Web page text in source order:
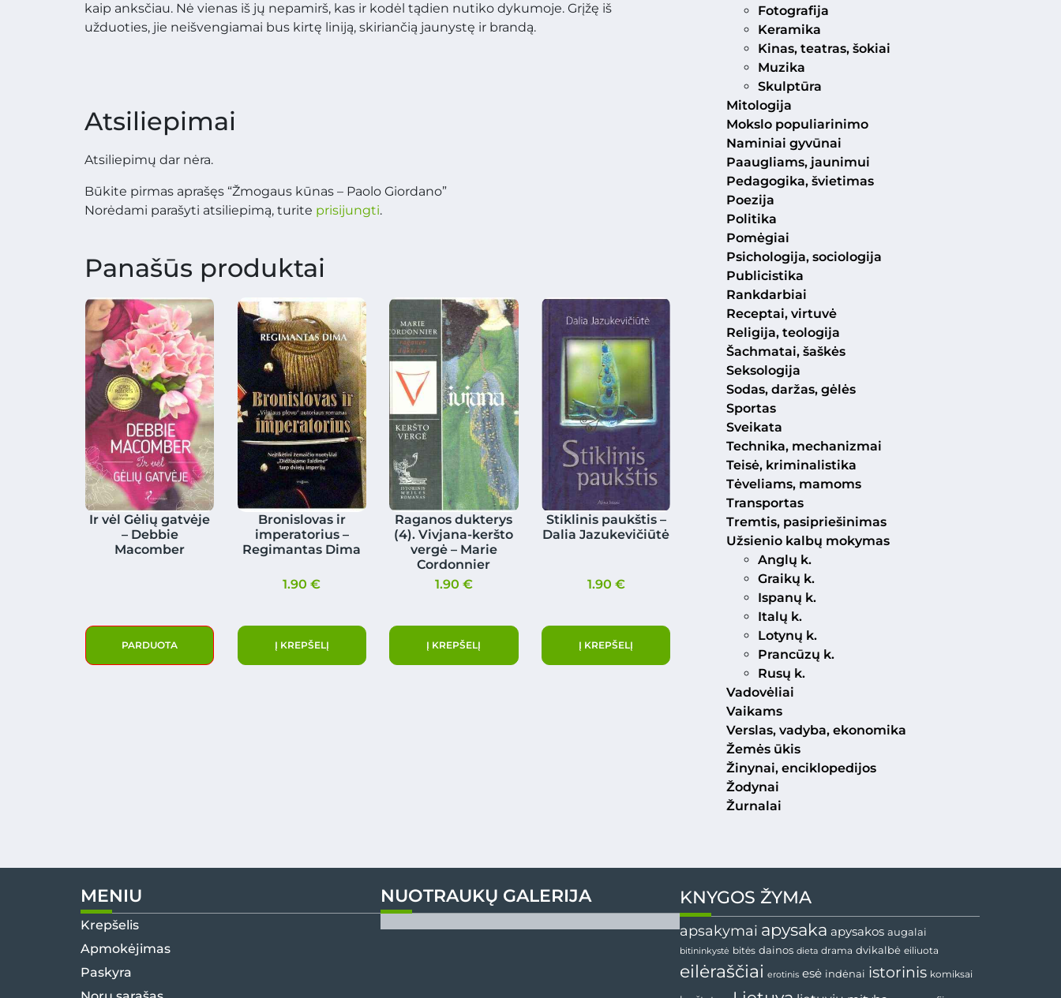
kaip anksčiau. Nė vienas iš jų nepamirš, kas ir kodėl tądien nutiko dykumoje. Grįžę iš
užduoties, jie neišvengiamai bus kirtę liniją, skiriančią jaunystę ir brandą.
Atsiliepimai
Atsiliepimų dar nėra.
Būkite pirmas aprašęs “Žmogaus kūnas – Paolo Giordano”
Norėdami parašyti atsiliepimą, turite prisijungti.
Panašūs produktai
Ir vėl Gėlių gatvėje
– Debbie
Macomber
PARDUOTA
Bronislovas ir
imperatorius –
Regimantas Dima
1.90€
Į KREPŠELĮ
Raganos dukterys
(4). Vivjana-keršto
vergė – Marie
Cordonnier
1.90 €
Į KREPŠELĮ
Stiklinis paukštis –
Dalia Jazukevičiūtė
1.90 €
Į KREPŠELĮ
Fotografija
Keramika
Kinas, teatras, šokiai
Muzika
Skulptūra
Mitologija
Mokslo populiarinimo
Naminiai gyvūnai
Paaugliams, jaunimui
Pedagogika, švietimas
Poezija
Politika
Pomėgiai
Psichologija, sociologija
Publicistika
Rankdarbiai
Receptai, virtuvė
Religija, teologija
Šachmatai, šaškės
Seksologija
Sodas, daržas, gėlės
Sportas
Sveikata
Technika, mechanizmai
Teisė, kriminalistika
Tėveliams, mamoms
Transportas
Tremtis, pasipriešinimas
Užsienio kalbų mokymas
Anglų k.
Graikų k.
Ispanų k.
Italų k.
Lotynų k.
Prancūzų k.
Rusų k.
Vadovėliai
Vaikams
Verslas, vadyba, ekonomika
Žemės ūkis
Žinynai, enciklopedijos
Žodynai
Žurnalai
MENIU
Krepšelis
Apmokėjimas
Paskyra
NUOTRAUKŲ GALERIJA KNYGOS ŽYMA
apsakymai apysaka apysakos augalai
bitininkystė bitės dainos dieta drama dvikalbė eiliuota
eilėraščiai erotinis esė indėnai istorinis komiksai